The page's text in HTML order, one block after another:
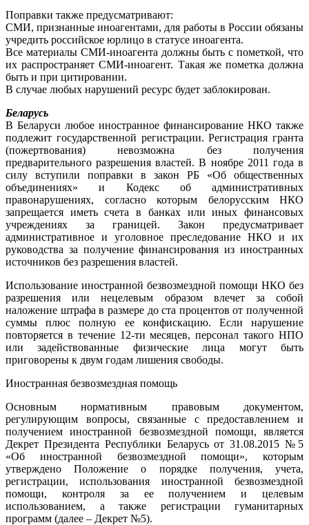
Поправки также предусматривают:
СМИ, признанные иноагентами, для работы в России обязаны
учредить российское юрлицо в статусе иноагента.
Все материалы СМИ-иноагента должны быть с пометкой, что
их распространяет СМИ-иноагент. Такая же пометка должна
быть и при цитировании.
В случае любых нарушений ресурс будет заблокирован.
Беларусь
В Беларуси любое иностранное финансирование НКО также
подлежит государственной регистрации. Регистрация гранта
(пожертвования) невозможна без получения
предварительного разрешения властей. В ноябре 2011 года в
силу вступили поправки в закон РБ «Об общественных
объединениях» и Кодекс об административных
правонарушениях, согласно которым белорусским НКО
запрещается иметь счета в банках или иных финансовых
учреждениях за границей. Закон предусматривает
административное и уголовное преследование НКО и их
руководства за получение финансирования из иностранных
источников без разрешения властей.
Использование иностранной безвозмездной помощи НКО без
разрешения или нецелевым образом влечет за собой
наложение штрафа в размере до ста процентов от полученной
суммы плюс полную ее конфискацию. Если нарушение
повторяется в течение 12-ти месяцев, персонал такого НПО
или задействованные физические лица могут быть
приговорены к двум годам лишения свободы.
Иностранная безвозмездная помощь
Основным нормативным правовым документом,
регулирующим вопросы, связанные с предоставлением и
получением иностранной безвозмездной помощи, является
Декрет Президента Республики Беларусь от 31.08.2015 №5
«Об иностранной безвозмездной помощи», которым
утверждено Положение о порядке получения, учета,
регистрации, использования иностранной безвозмездной
помощи, контроля за ее получением и целевым
использованием, а также регистрации гуманитарных
программ (далее – Декрет №5).